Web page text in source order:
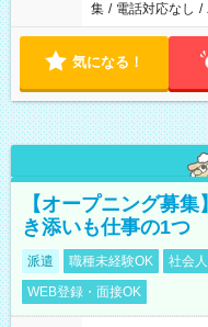
集 / 電話対応なし /
気になる！
【オープニング募
き添いも仕事の1つ
派遣 職種未経験OK 社会
WEB登録・面接OK